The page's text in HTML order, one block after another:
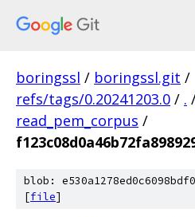
boringssl / boringssl.git /
refs/tags/0.20241203.0 / .
read_pem_corpus /
blob:
[file]